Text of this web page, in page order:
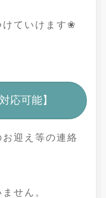
けていけます❀
応可能】
迎え等の連絡
せん。